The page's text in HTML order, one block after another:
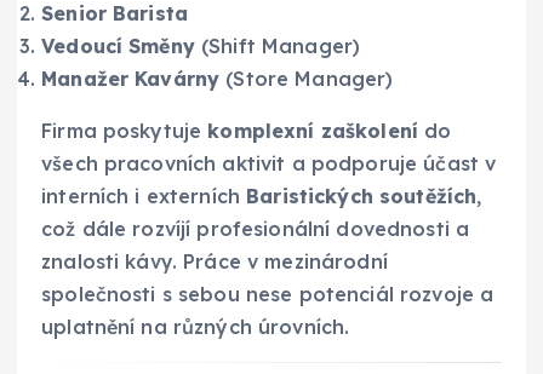
Senior Barista
Vedoucí Směny(Shift Manager)
Manažer Kavárny (Store Manager)
Firma poskytuje komplexní zaškolení do
všech pracovních aktivit a podporuje účast v
interních i externích Baristických soutěžích,
což dále rozvíjí profesionální dovednosti a
znalosti kávy. Práce v mezinárodní
společnosti s sebou nese potenciál rozvoje a
uplatnění na různých úrovních.